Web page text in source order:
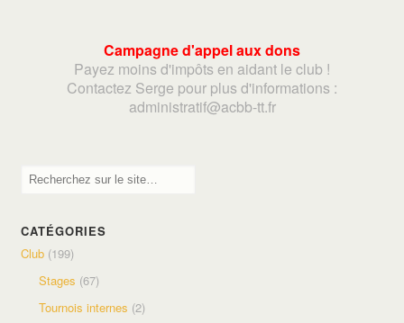
Campagne d'appel aux dons
Payez moins d'impôts en aidant le club !
Contactez Serge pour plus d'informations :
administratif@acbb-tt.fr
CATÉGORIES
Club (199)
Stages (67)
Tournois internes (2)